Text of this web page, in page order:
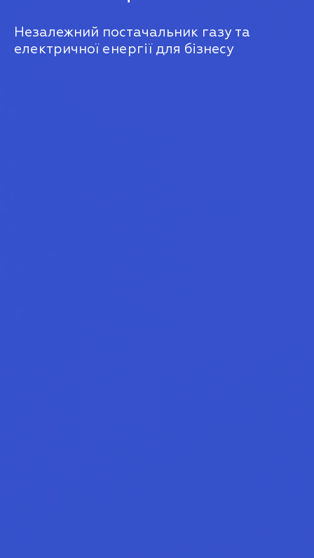
Незалежний постачальник газу та
електричної енергії для бізнесу